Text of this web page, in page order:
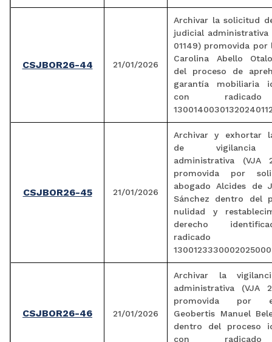
CSJBOR26-44 21/01/2026
Archivar la solicitud
judicial administrativa
01149) promovida por
Carolina Abello
del proceso de
garantía mobiliaria
con
CSJBOR26-45 21/01/2026
Archivar y exhortar
de vigilancia
administrativa (VJA
promovida por
abogado Alcides de
Sánchez dentro del
nulidad y
derecho
radicado
CSJBOR26-46 21/01/2026
Archivar la
administrativa (VJA
promovida por
Geobertis Manuel
dentro del proceso
con